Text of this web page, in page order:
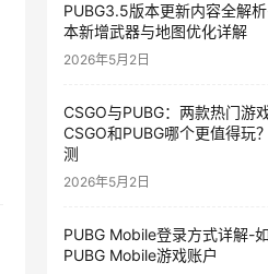
PUBG3.5版本更新内容全解
本新增武器与地图优化详解
2026年5月2日
CSGO与PUBG：两款热门游
CSGO和PUBG哪个更值得玩
测
2026年5月2日
PUBG Mobile登录方式详解-
PUBG Mobile游戏账户